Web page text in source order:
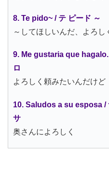
8. Te pido~ / テ ピード ～
～してほしいんだ、よろし
9. Me gustaria que
ロ
よろしく頼みたいんだけど
10. Saludos a su esposa /
サ
奥さんによろしく